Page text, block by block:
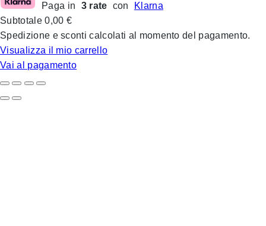
Prodotti
nel
carrello
Paga in 3 rate con
Klarna
Subtotale0,00 €
Spedizione e sconti calcolati al momento del pagamento.
Visualizza il mio carrello
Vai al pagamento